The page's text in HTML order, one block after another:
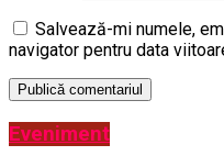
Salvează-mi numele,
navigator pentru data
Eveniment